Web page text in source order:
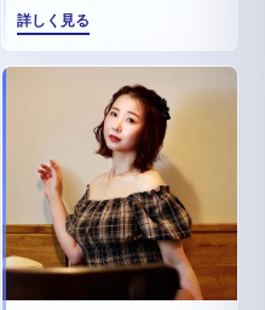
詳しく見る